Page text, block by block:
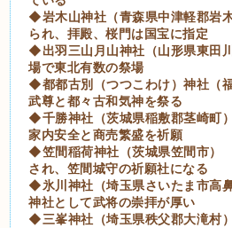
◆岩木山神社（青森県中津軽郡岩
られ、拝殿、桜門は国宝に指定
◆出羽三山月山神社（山形県東田
場で東北有数の祭場
◆都都古別（つつこわけ）神社（
武尊と都々古和気神を祭る
◆千勝神社（茨城県稲敷郡茎崎町
家内安全と商売繁盛を祈願
◆笠間稲荷神社（茨城県笠間市）
され、笠間城守の祈願社になる
◆氷川神社（埼玉県さいたま市高
神社として武将の崇拝が厚い
◆三峯神社（埼玉県秩父郡大滝村